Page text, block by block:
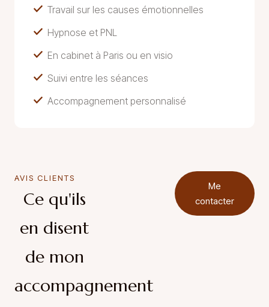
Travail sur les causes émotionnelles
Hypnose et PNL
En cabinet à Paris ou en visio
Suivi entre les séances
Accompagnement personnalisé
AVIS CLIENTS
Ce qu'ils
en disent
de mon
accompagnement
Me
contacter